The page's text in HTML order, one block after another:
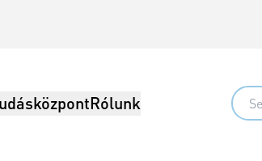
Rólunk Search